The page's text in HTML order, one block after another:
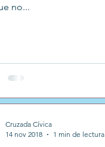
no...
Cruzada Cívica
14 nov 2018
1 min de lectura